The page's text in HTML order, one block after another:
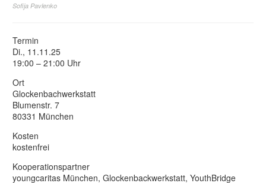
Sofija Pavlenko
Termin
Di., 11.11.25
19:00 – 21:00 Uhr
Ort
Glockenbachwerkstatt
Blumenstr. 7
80331 München
Kosten
kostenfrei
Kooperationspartner
youngcaritas München, Glockenbackwerkstatt, YouthBridge